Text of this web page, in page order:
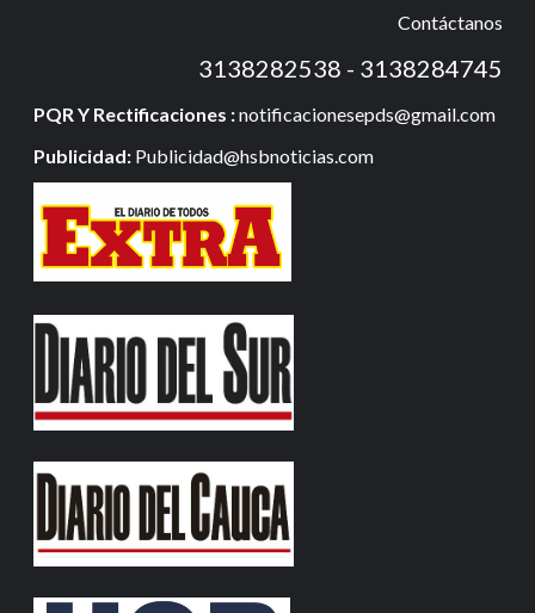
Contáctanos
3138282538 - 3138284745
PQR Y Rectificaciones :notificacionesepds@gmail.com
Publicidad: Publicidad@hsbnoticias.com